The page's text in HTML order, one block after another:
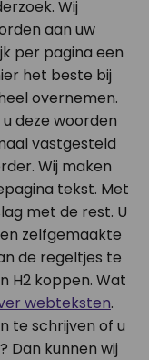
Wij
aan uw
per pagina een
het beste bij
overnemen.
deze woorden
vastgesteld
Wij maken
tekst. Met
met de rest. U
zelfgemaakte
de regeltjes te
H2 koppen. Wat
webteksten.
te schrijven of u
Dan kunnen wij